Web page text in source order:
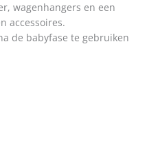
wagenhangers en een
accessoires.
de babyfase te gebruiken